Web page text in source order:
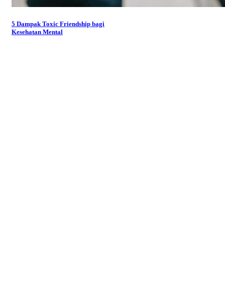
5 Dampak Toxic Friendship bagi
Kesehatan Mental